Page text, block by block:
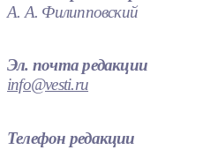
А. А. Филипповский
Эл. почта редакции
info@vesti.ru
Телефон редакции